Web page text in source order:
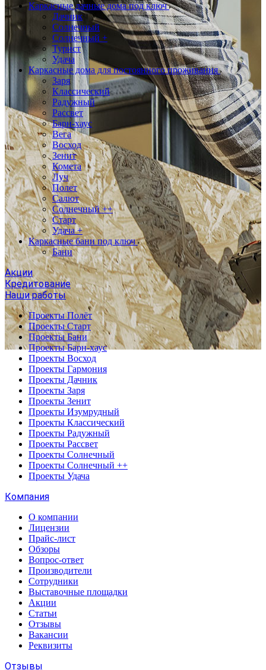
Каркасные дачные дома под ключ
Дачник
Солнечный
Солнечный +
Турист
Удача
Каркасные дома для постоянного проживания
Заря
Классический
Радужный
Рассвет
Барн-хаус
Вега
Восход
Зенит
Комета
Луч
Полет
Салют
Солнечный ++
Старт
Удача +
Каркасные бани под ключ
Бани
Акции
Кредитование
Наши работы
Проекты Полёт
Проекты Старт
Проекты Бани
Проекты Барн-хаус
Проекты Восход
Проекты Гармония
Проекты Дачник
Проекты Заря
Проекты Зенит
Проекты Изумрудный
Проекты Классический
Проекты Радужный
Проекты Рассвет
Проекты Солнечный
Проекты Солнечный ++
Проекты Удача
Компания
О компании
Лицензии
Прайс-лист
Обзоры
Вопрос-ответ
Производители
Сотрудники
Выставочные площадки
Акции
Статьи
Отзывы
Вакансии
Реквизиты
Отзывы